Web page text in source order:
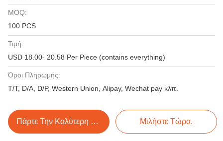
MOQ:
100 PCS
Τιμή:
USD 18.00- 20.58 Per Piece (contains everything)
Όροι Πληρωμής:
T/T, D/A, D/P, Western Union, Alipay, Wechat pay κλπ.
Πάρτε Την Καλύτερη Τιμή Μιλήστε Τώρα.